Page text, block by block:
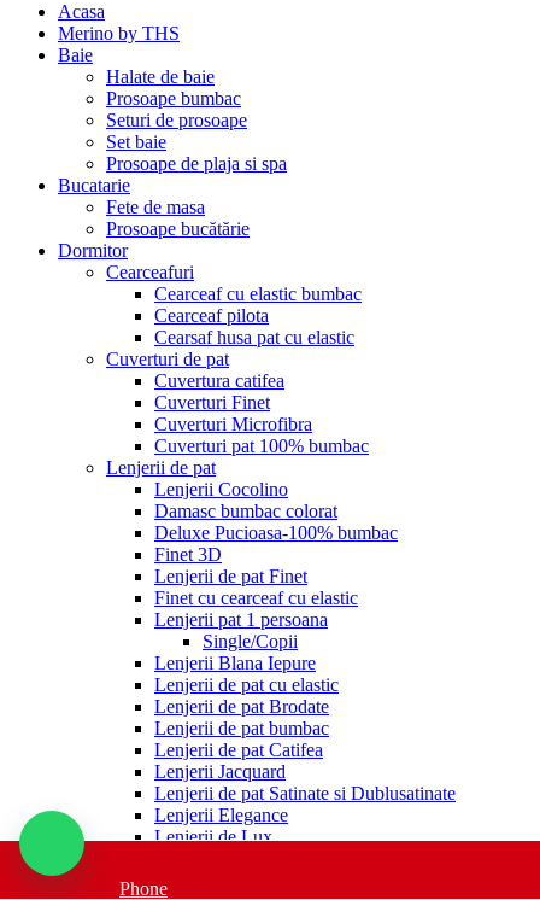
Acasa
Merino by THS
Baie
Halate de baie
Prosoape bumbac
Seturi de prosoape
Set baie
Prosoape de plaja si spa
Bucatarie
Fete de masa
Prosoape bucătărie
Dormitor
Cearceafuri
Cearceaf cu elastic bumbac
Cearceaf pilota
Cearsaf husa pat cu elastic
Cuverturi de pat
Cuvertura catifea
Cuverturi Finet
Cuverturi Microfibra
Cuverturi pat 100% bumbac
Lenjerii de pat
Lenjerii Cocolino
Damasc bumbac colorat
Deluxe Pucioasa-100% bumbac
Finet 3D
Lenjerii de pat Finet
Finet cu cearceaf cu elastic
Lenjerii pat 1 persoana
Single/Copii
Lenjerii Blana Iepure
Lenjerii de pat cu elastic
Lenjerii de pat Brodate
Lenjerii de pat bumbac
Lenjerii de pat Catifea
Lenjerii Jacquard
Lenjerii de pat Satinate si Dublusatinate
Lenjerii Elegance
Lenjerii de Lux
Phone